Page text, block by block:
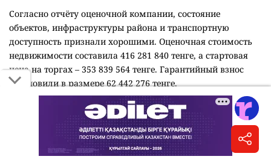
Согласно отчёту оценочной компании, состояние
объектов, инфраструктуры района и транспортную
доступность признали хорошими. Оценочная стоимость
недвижимости составила 416 281 840 тенге, а стартовая
цена на торгах – 353 839 564 тенге. Гарантийный взнос
установили в размере 62 442 276 тенге.